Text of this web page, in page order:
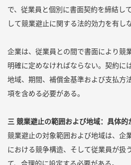
で、従業員と個別に書面契約を締結し
して競業避止に関する法的効力を有しな
企業は、従業員との間で書面により競
明確に定めなければならない。契約に
地域、期間、補償金基準および支払方
項を含める必要がある。
三 競業避止の範囲および地域：具体的
競業避止の対象範囲および地域は、企
における競争構造、そして従業員が扱